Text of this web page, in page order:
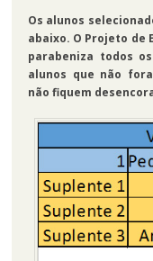
Os alunos
abaixo. O Projeto de
parabeniza todos
alunos que não
não fiquem